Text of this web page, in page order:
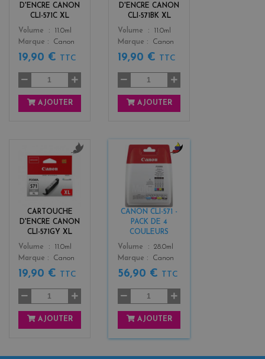
D'ENCRE CANON
CLI-571C XL
Color
Volume
11.0ml
Marque
Canon
19,90 € TTC
AJOUTER
D'ENCRE CANON
CLI-571BK XL
Color
Volume
11.0ml
Marque
Canon
19,90 € TTC
AJOUTER
CARTOUCHE
D'ENCRE CANON
CLI-571GY XL
Color
r
s
Volume
11.0ml
Marque
Canon
19,90 € TTC
AJOUTER
CANON CLI-571 -
PACK DE 4
COULEURS
Color
b
k
Volume
28.0ml
Marque
Canon
56,90 € TTC
AJOUTER